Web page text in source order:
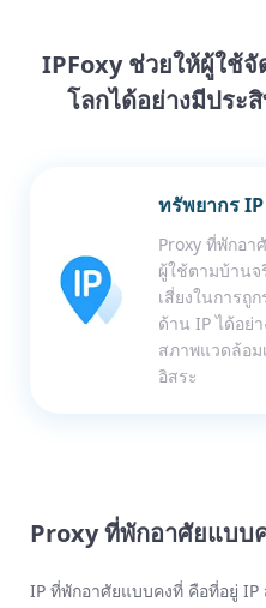
IPFoxy ช่วยให้ผู้ใช้
โลกได้อย่างมีประ
ทรัพยากร
Proxy ที่พักอา
ผู้ใช้ตามบ้านจ
เสี่ยงในการถู
ด้าน IP ได้อย่
สภาพแวดล้อม
อิสระ
Proxy ที่พักอาศัยแบบ
IP ที่พักอาศัยแบบคงที่ คือที่อยู่